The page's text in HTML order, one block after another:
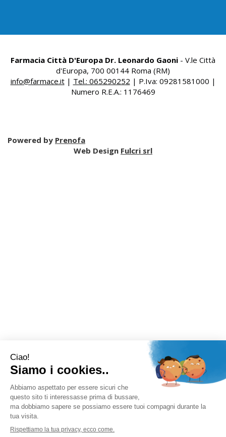
Farmacia Città D'Europa Dr. Leonardo Gaoni - V.le Città
d'Europa, 700 00144 Roma (RM)
info@farmace.it| Tel.: 065290252 | P.Iva: 09281581000 |
Numero R.E.A.: 1176469
Powered by Prenofa
Web Design Fulcri srl